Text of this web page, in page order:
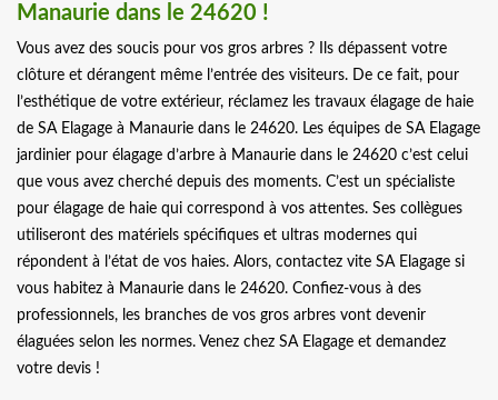
Manaurie dans le 24620 !
Vous avez des soucis pour vos gros arbres ? Ils dépassent votre
clôture et dérangent même l’entrée des visiteurs. De ce fait, pour
l’esthétique de votre extérieur, réclamez les travaux élagage de haie
de SA Elagage à Manaurie dans le 24620. Les équipes de SA Elagage
jardinier pour élagage d’arbre à Manaurie dans le 24620 c’est celui
que vous avez cherché depuis des moments. C’est un spécialiste
pour élagage de haie qui correspond à vos attentes. Ses collègues
utiliseront des matériels spécifiques et ultras modernes qui
répondent à l’état de vos haies. Alors, contactez vite SA Elagage si
vous habitez à Manaurie dans le 24620. Confiez-vous à des
professionnels, les branches de vos gros arbres vont devenir
élaguées selon les normes. Venez chez SA Elagage et demandez
votre devis !